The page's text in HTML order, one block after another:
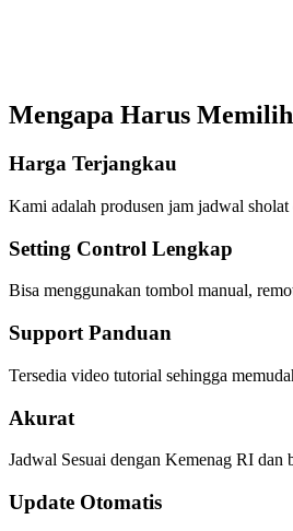
Mengapa Harus
Harga Terjangkau
Kami adalah produsen jam jadwal
Setting Control Lengkap
Bisa menggunakan tombol manual,
Support Panduan
Tersedia video tutorial sehingga
Akurat
Jadwal Sesuai dengan Kemenag RI dan
Update Otomatis